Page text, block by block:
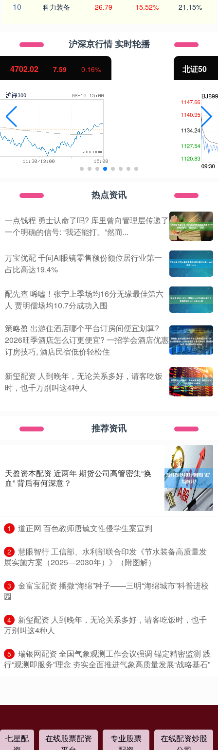
10 科力装备 26.79 15.52% 21.15%
沪深京行情 实时轮播
北证50 1122.88
热点资讯
一点钱程 勇士认命了吗? 库里曾向管理层传递了
一个明确的信号: “我还能打。”然而...
万宝优配 千问AI眼镜零售额份额位居行业第一
占比高达19.4%
配先查 唏嘘！张宁上季场均16分无缘最佳第六
人 贾明儒场均10.7分成功入围
策略盈 出游住酒店哪个平台订房间便宜划算?
2026旺季酒店怎么订更便宜? 一招学会酒店优惠
订房技巧, 酒店民宿低价轻松住
新玺配资 人到晚年，无论关系多好，请客吃饭
时，也千万别叫这4种人
推荐资讯
天盈资本配资 近两年 期货公司高管密集“换
血” 背后有何深意？
1 ​道正网 百色教师唐毓文性侵学生案宣判
2
​慧眼智行 工信部、水利部联合印发《节水装备高质量发
展实施方案（2025—2030年）》（附图解）
3
​金富宝配资 播撒“海绵”种子——三明“海绵城市”科普进校
园
4
​新玺配资 人到晚年，无论关系多好，请客吃饭时，也千
万别叫这4种人
5
​瑞银网配资 全国气象观测工作会议强调 锚定精密监测 践
行“观测即服务”理念 夯实全面推进气象高质量发展“战略基石”
七星配
在线股票配资
专业股票
在线配资炒股